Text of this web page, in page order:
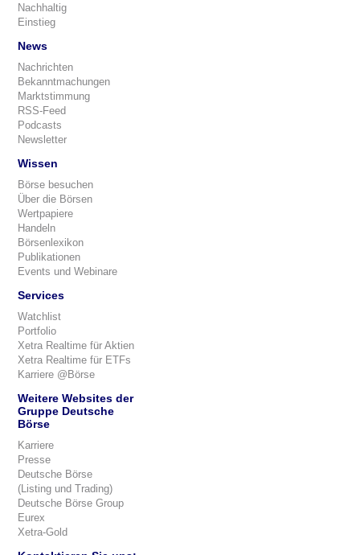
Nachhaltig
Einstieg
News
Nachrichten
Bekanntmachungen
Marktstimmung
RSS-Feed
Podcasts
Newsletter
Wissen
Börse besuchen
Über die Börsen
Wertpapiere
Handeln
Börsenlexikon
Publikationen
Events und Webinare
Services
Watchlist
Portfolio
Xetra Realtime für Aktien
Xetra Realtime für ETFs
Karriere @Börse
Weitere Websites der
Gruppe Deutsche
Börse
Karriere
Presse
Deutsche Börse
(Listing und Trading)
Deutsche Börse Group
Eurex
Xetra-Gold